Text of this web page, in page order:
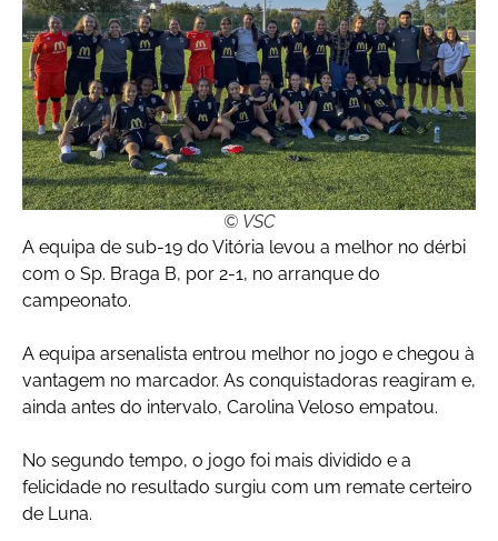
© VSC
A equipa de sub-19 do Vitória levou a melhor no dérbi
com o Sp. Braga B, por 2-1, no arranque do
campeonato.
A equipa arsenalista entrou melhor no jogo e chegou à
vantagem no marcador. As conquistadoras reagiram e,
ainda antes do intervalo, Carolina Veloso empatou.
No segundo tempo, o jogo foi mais dividido e a
felicidade no resultado surgiu com um remate certeiro
de Luna.